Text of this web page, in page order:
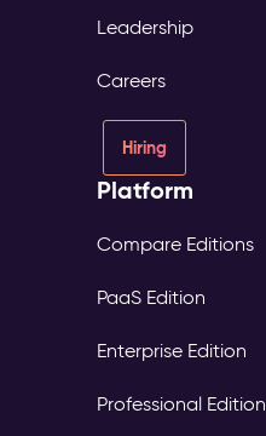
Leadership
Careers
Hiring
Platform
Compare Editions
PaaS Edition
Enterprise Edition
Professional Edition